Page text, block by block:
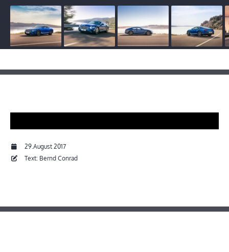
29.August 2017
Text: Bernd Conrad